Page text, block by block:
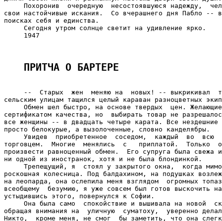
ПРИТЧА О БАРТЕРЕ
--  Старых  жен  меняю на  новых! -- выкрикивал
сельским улицам тащился целый караван разноцветных
Обмен шел быстро, на основе твердых  цен.
сертификатом качества, но  выбирать товар не
все женщины -- в двадцать четыре карата. Все
просто белокурые, а вызолоченные, словно канделябры.
Увидев  приобретенное  соседом,  каждый  во  всю
торговцем.  Многие  менялись  с   приплатой.  Только
произвести равноценный обмен.  Его супруга была свежа
ни одной из иностранок, хотя и не была блондинкой.
Трепещущий, я  стоял у закрытого окна,  когда
роскошная колесница. Под балдахином, на подушках
на леопарда, она ослепила меня взглядом  огромных
всеобщему  безумию, я уже совсем был готов выскочить
устыдившись этого, повернулся к Софии.
Она была само  спокойствие и вышивала на новой
обращая внимания на  уличную  суматоху,  уверенно
Никто,  кроме меня, не смог  бы заметить, что она